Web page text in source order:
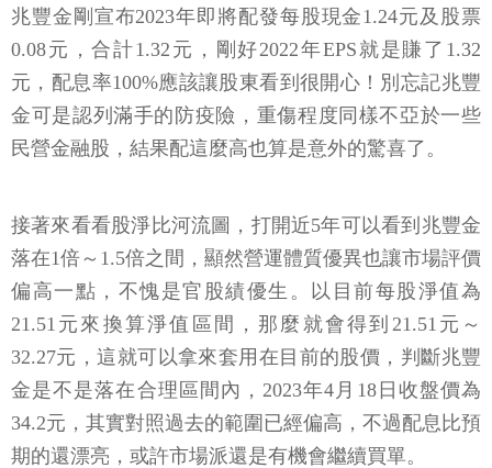
兆豐金剛宣布2023年即將配發每股現金1.24元及股票
0.08元，合計1.32元，剛好2022年EPS就是賺了1.32
元，配息率100%應該讓股東看到很開心！別忘記兆豐
金可是認列滿手的防疫險，重傷程度同樣不亞於一些
民營金融股，結果配這麼高也算是意外的驚喜了。
接著來看看股淨比河流圖，打開近5年可以看到兆豐金
落在1倍～1.5倍之間，顯然營運體質優異也讓市場評價
偏高一點，不愧是官股績優生。以目前每股淨值為
21.51元來換算淨值區間，那麼就會得到21.51元～
32.27元，這就可以拿來套用在目前的股價，判斷兆豐
金是不是落在合理區間內，2023年4月18日收盤價為
34.2元，其實對照過去的範圍已經偏高，不過配息比預
期的還漂亮，或許市場派還是有機會繼續買單。